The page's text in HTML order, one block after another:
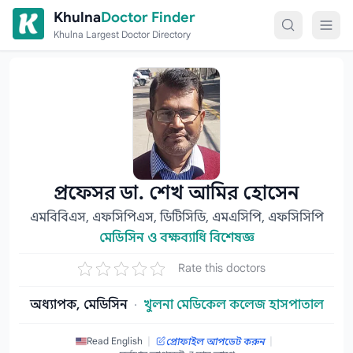
Skip to content
KhulnaDoctor Finder
Khulna Largest Doctor Directory
প্রফেসর ডা. শেখ আমির হোসেন
এমবিবিএস, এফসিপিএস, ডিটিসিডি, এমএসিপি, এফসিসিপি
মেডিসিন ও বক্ষব্যাধি বিশেষজ্ঞ
Rate this doctors
অধ্যাপক, মেডিসিন · খুলনা মেডিকেল কলেজ হাসপাতাল
Read English | প্রোফাইল আপডেট করুন |